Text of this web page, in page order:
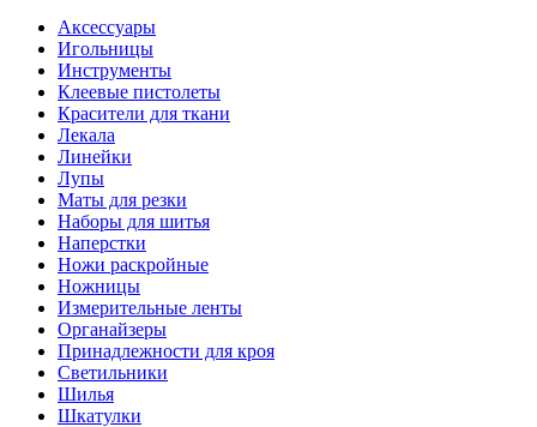
Аксессуары
Игольницы
Инструменты
Клеевые пистолеты
Красители для ткани
Лекала
Линейки
Лупы
Маты для резки
Наборы для шитья
Наперстки
Ножи раскройные
Ножницы
Измерительные ленты
Органайзеры
Принадлежности для кроя
Светильники
Шилья
Шкатулки